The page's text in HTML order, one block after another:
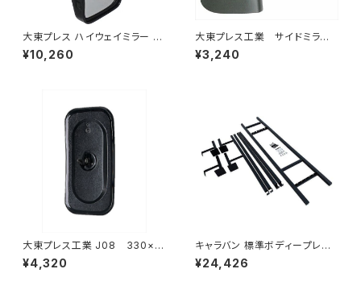
大東プレス ハイウェイミラー R1
¥10,260
大東プレス工業 サイドミラー/
バックミラー ダイハツ ハイ
ゼット トラック 左 99年～
¥3,240
大東プレス工業 J08 330×1
70 サイドミラー/バックミラー
L012 黒 DI-7B
¥4,320
キャラバン 標準ボディープレミ
アムＧＸ/ＧＸライダ～用ベッドキ
ットフレーム GZ100-1
¥24,426